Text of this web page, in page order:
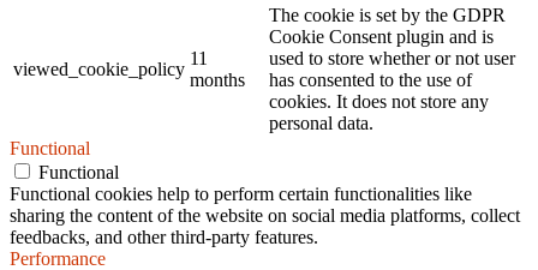
viewed_cookie_policy
11
months
The cookie is set by the GDPR
Cookie Consent plugin and is
used to store whether or not user
has consented to the use of
cookies. It does not store any
personal data.
Functional
Functional
Functional cookies help to perform certain functionalities like
sharing the content of the website on social media platforms, collect
feedbacks, and other third-party features.
Performance